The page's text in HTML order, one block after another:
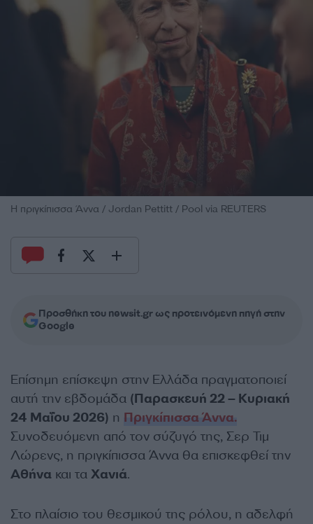
Η πριγκίπισσα Άννα / Jordan Pettitt / Pool via REUTERS
Προσθήκη του newsit.gr ως προτεινόμενη πηγή στην
Google
Επίσημη επίσκεψη στην Ελλάδα πραγματοποιεί
αυτή την εβδομάδα (Παρασκευή 22 – Κυριακή
24 Μαΐου 2026) η Πριγκίπισσα Άννα.
Συνοδευόμενη από τον σύζυγό της, Σερ Τιμ
Λώρενς, η πριγκίπισσα Άννα θα επισκεφθεί την
Αθήνα και τα Χανιά.
Στο πλαίσιο του θεσμικού της ρόλου, η αδελφή